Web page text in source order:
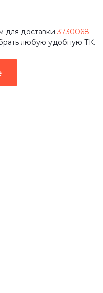
для доставки 3730068
любую удобную ТК.